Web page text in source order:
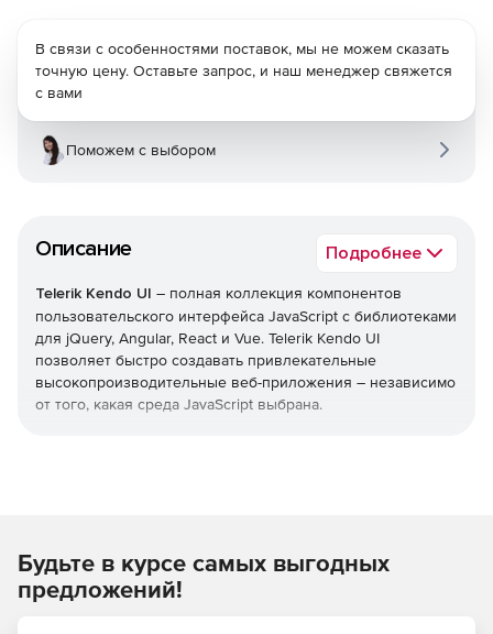
Описание Подробнее
Telerik Kendo UI – полная коллекция компонентов
пользовательского интерфейса JavaScript с библиотеками
для jQuery, Angular, React и Vue. Telerik Kendo UI
позволяет быстро создавать привлекательные
высокопроизводительные веб-приложения – независимо
от того, какая среда JavaScript выбрана.
обширной библиотеки при запуске нового
дизайна. Kendo UI позволяет экономить время,
интегрируя компоненты для обработки всех ключевых
В связи с особенностями поставок, мы не можем сказать
точную цену. Оставьте запрос, и наш менеджер свяжется
с вами
Поможем с выбором
Будьте в курсе самых выгодных
предложений!